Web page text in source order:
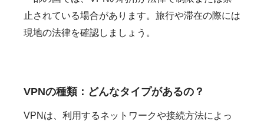
止されている場合があります。旅行や滞在の際には
現地の法律を確認しましょう。
VPNの種類：どんなタイプがあるの？
VPNは、利用するネットワークや接続方法によっ